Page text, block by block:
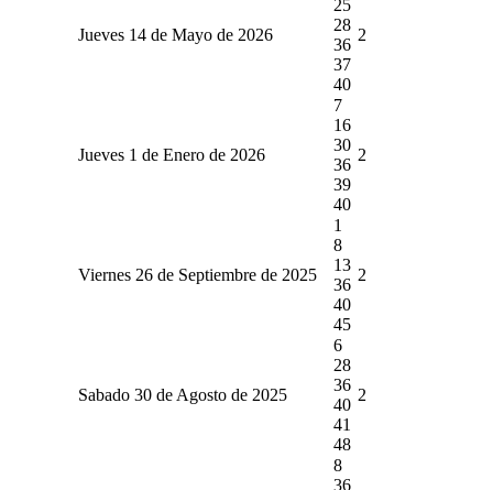
Jueves 14 de Mayo de 2026
25
28
36
37
40
2
Jueves 1 de Enero de 2026
7
16
30
36
39
40
2
Viernes 26 de Septiembre de 2025
1
8
13
36
40
45
2
Sabado 30 de Agosto de 2025
6
28
36
40
41
48
2
8
36